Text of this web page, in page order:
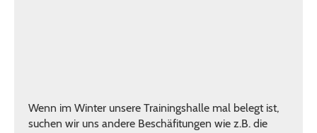
Wenn im Winter unsere Trainingshalle mal belegt ist,
suchen wir uns andere Beschäfitungen wie z.B. die